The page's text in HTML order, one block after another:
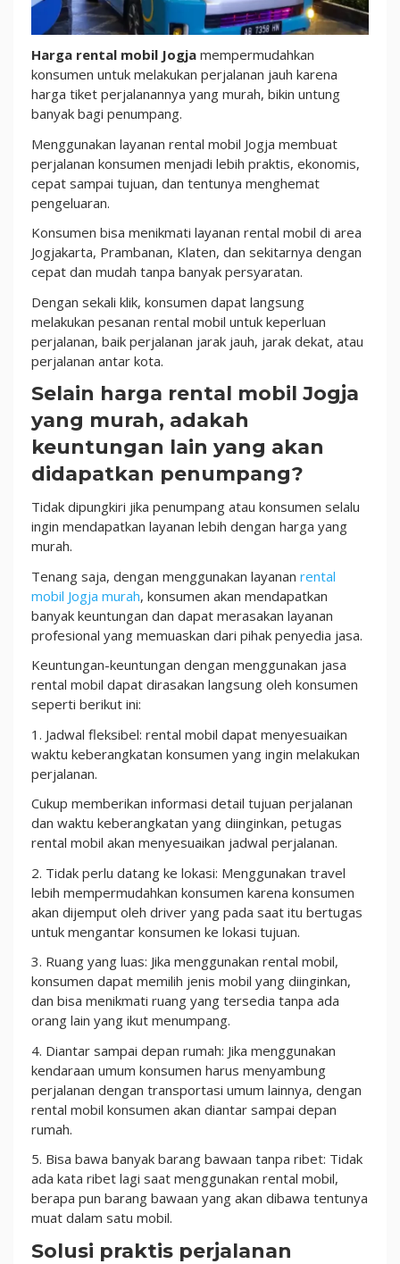
Harga rental mobil Jogja mempermudahkan
konsumen untuk melakukan perjalanan jauh karena
harga tiket perjalanannya yang murah, bikin untung
banyak bagi penumpang.
Menggunakan layanan rental mobil Jogja membuat
perjalanan konsumen menjadi lebih praktis, ekonomis,
cepat sampai tujuan, dan tentunya menghemat
pengeluaran.
Konsumen bisa menikmati layanan rental mobil di area
Jogjakarta, Prambanan, Klaten, dan sekitarnya dengan
cepat dan mudah tanpa banyak persyaratan.
Dengan sekali klik, konsumen dapat langsung
melakukan pesanan rental mobil untuk keperluan
perjalanan, baik perjalanan jarak jauh, jarak dekat, atau
perjalanan antar kota.
Selain harga rental mobil Jogja
yang murah, adakah
keuntungan lain yang akan
didapatkan penumpang?
Tidak dipungkiri jika penumpang atau konsumen selalu
ingin mendapatkan layanan lebih dengan harga yang
murah.
Tenang saja, dengan menggunakan layanan rental
mobil Jogja murah, konsumen akan mendapatkan
banyak keuntungan dan dapat merasakan layanan
profesional yang memuaskan dari pihak penyedia jasa.
Keuntungan-keuntungan dengan menggunakan jasa
rental mobil dapat dirasakan langsung oleh konsumen
seperti berikut ini:
1. Jadwal fleksibel: rental mobil dapat menyesuaikan
waktu keberangkatan konsumen yang ingin melakukan
perjalanan.
Cukup memberikan informasi detail tujuan perjalanan
dan waktu keberangkatan yang diinginkan, petugas
rental mobil akan menyesuaikan jadwal perjalanan.
2. Tidak perlu datang ke lokasi: Menggunakan travel
lebih mempermudahkan konsumen karena konsumen
akan dijemput oleh driver yang pada saat itu bertugas
untuk mengantar konsumen ke lokasi tujuan.
3. Ruang yang luas: Jika menggunakan rental mobil,
konsumen dapat memilih jenis mobil yang diinginkan,
dan bisa menikmati ruang yang tersedia tanpa ada
orang lain yang ikut menumpang.
4. Diantar sampai depan rumah: Jika menggunakan
kendaraan umum konsumen harus menyambung
perjalanan dengan transportasi umum lainnya, dengan
rental mobil konsumen akan diantar sampai depan
rumah.
5. Bisa bawa banyak barang bawaan tanpa ribet: Tidak
ada kata ribet lagi saat menggunakan rental mobil,
berapa pun barang bawaan yang akan dibawa tentunya
muat dalam satu mobil.
Solusi praktis perjalanan